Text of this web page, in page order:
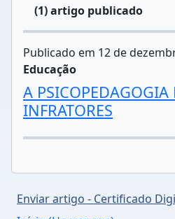
(1) artigo publicado
Publicado em 12 de
Educação
A PSICOPEDAGOGIA
INFRATORES
Enviar artigo - Certificado